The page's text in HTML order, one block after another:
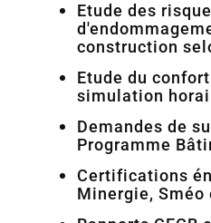
Etude des
construction
Etude du
simulation
Demandes de
Programme
Certifications
Minergie, Sméo